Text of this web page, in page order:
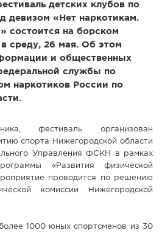
НОВОСТЬ
детских клубов по
девизом «Нет наркотикам.
состоится на борском
среду, 26 мая. Об этом
и общественных
службы по
наркотиков России по
фестиваль организован
спорта Нижегородской области
Управления ФСКН в рамках
«Развития физической
проводится по решению
комиссии Нижегородской
1000 юных спортсменов из 30